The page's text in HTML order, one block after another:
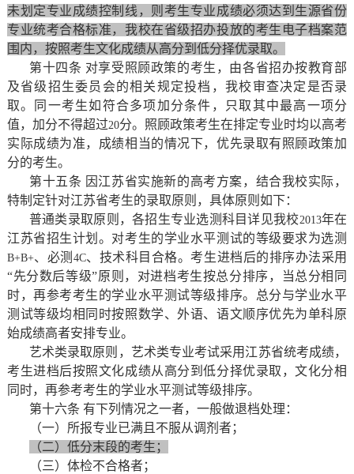
未划定专业成绩控制线，则考生专业成绩必须达到生源省份
专业统考合格标准，我校在省级招办投放的考生电子档案范
围内，按照考生文化成绩从高分到低分择优录取。
第十四条 对享受照顾政策的考生，由各省招办按教育部
及省级招生委员会的相关规定投档，我校审查决定是否录
取。同一考生如符合多项加分条件，只取其中最高一项分
值，加分不得超过20分。照顾政策考生在排定专业时均以高考
实际成绩为准，成绩相当的情况下，优先录取有照顾政策加
分的考生。
第十五条 因江苏省实施新的高考方案，结合我校实际，
特制定针对江苏省考生的录取原则，具体原则如下：
普通类录取原则，各招生专业选测科目详见我校2013年在
江苏省招生计划。对考生的学业水平测试的等级要求为选测
B+B+、必测 4C、技术科目合格。考生进档后的排序办法采用
“先分数后等级”原则，对进档考生按总分排序，当总分相同
时，再参考考生的学业水平测试等级排序。总分与学业水平
测试等级均相同时按照数学、外语、语文顺序优先为单科原
始成绩高者安排专业。
艺术类录取原则，艺术类专业考试采用江苏省统考成绩，
考生进档后按照文化成绩从高分到低分择优录取，文化分相
同时，再参考考生的学业水平测试等级排序。
第十六条 有下列情况之一者，一般做退档处理：
（一）所报专业已满且不服从调剂者；
（二）低分末段的考生；
（三）体检不合格者；